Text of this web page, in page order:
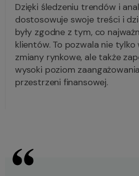
Dzięki śledzeniu trendów i
dostosowuje swoje treści i
były zgodne z tym, co
klientów. To pozwala nie
zmiany rynkowe, ale także
wysoki poziom
przestrzeni finansowej.